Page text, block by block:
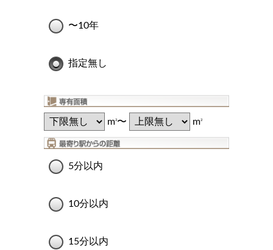
〜10年
指定無し
m2〜 m2
5分以内
10分以内
15分以内